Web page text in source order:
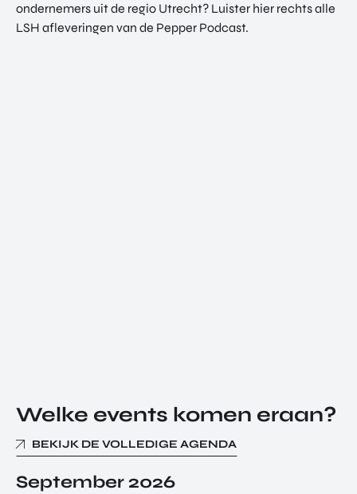
ondernemers uit de regio Utrecht? Luister hier rechts alle
LSH afleveringen van de Pepper Podcast.
Welke events komen eraan?
BEKIJK DE VOLLEDIGE AGENDA
September 2026